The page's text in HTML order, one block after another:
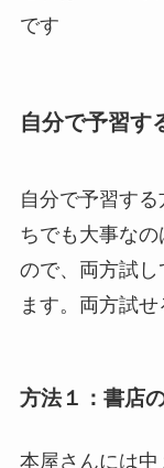
です
自分で予習す
自分で予習す
ちでも大事な
ので、両方試
ます。両方試
方法１：書店
本屋さんには